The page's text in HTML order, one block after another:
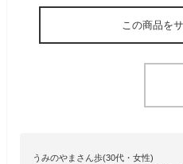
この商品を
うみのやまさん歩(30代・女性)